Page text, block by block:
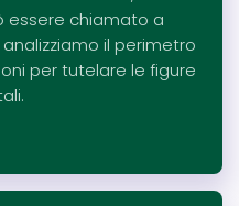
essere chiamato a
il perimetro
per tutelare le figure